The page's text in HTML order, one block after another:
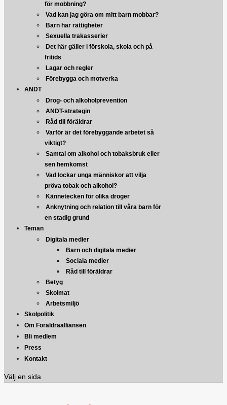
för mobbning?
Vad kan jag göra om mitt barn mobbar?
Barn har rättigheter
Sexuella trakasserier
Det här gäller i förskola, skola och på
fritids
Lagar och regler
Förebygga och motverka
ANDT
Drog- och alkoholprevention
ANDT-strategin
Råd till föräldrar
Varför är det förebyggande arbetet så
viktigt?
Samtal om alkohol och tobaksbruk eller
sen hemkomst
Vad lockar unga människor att vilja
pröva tobak och alkohol?
Kännetecken för olika droger
Anknytning och relation till våra barn för
en stadig grund
Teman
Digitala medier
Barn och digitala medier
Sociala medier
Råd till föräldrar
Betyg
Skolmat
Arbetsmiljö
Skolpolitik
Om Föräldraalliansen
Bli medlem
Press
Kontakt
Välj en sida